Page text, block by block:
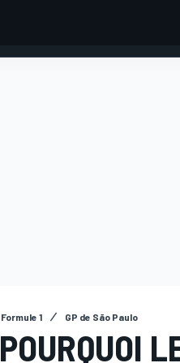
Formule 1 GP de São Paulo
POURQUOI